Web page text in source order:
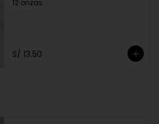
12 onzas
S/ 13.50